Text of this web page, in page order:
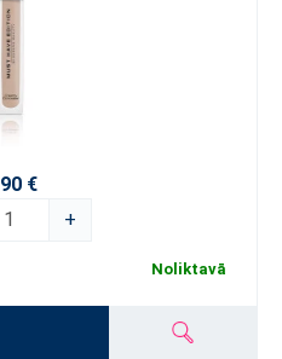
€
+
Noliktavā